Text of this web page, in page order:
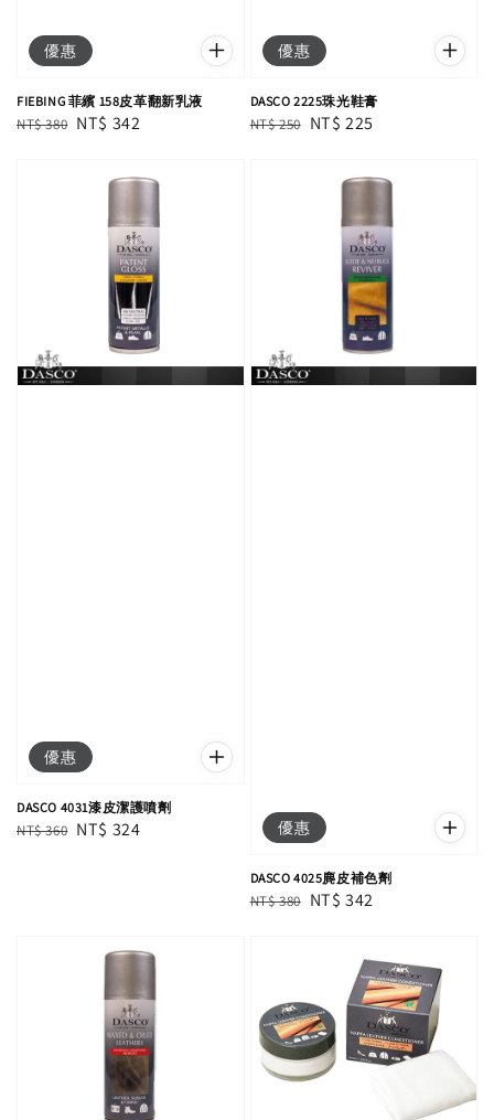
優惠
FIEBING 菲繽 158皮革翻新乳液
Regular
NT$ 380 Sale
NT$ 342
優惠
DASCO 2225珠光鞋膏
Regular
NT$ 250 Sale
NT$ 225
優惠
DASCO 4031漆皮潔護噴劑
Regular
NT$ 360 Sale
NT$ 324 優惠
DASCO 4025麂皮補色劑
Regular
NT$ 380 Sale
NT$ 342